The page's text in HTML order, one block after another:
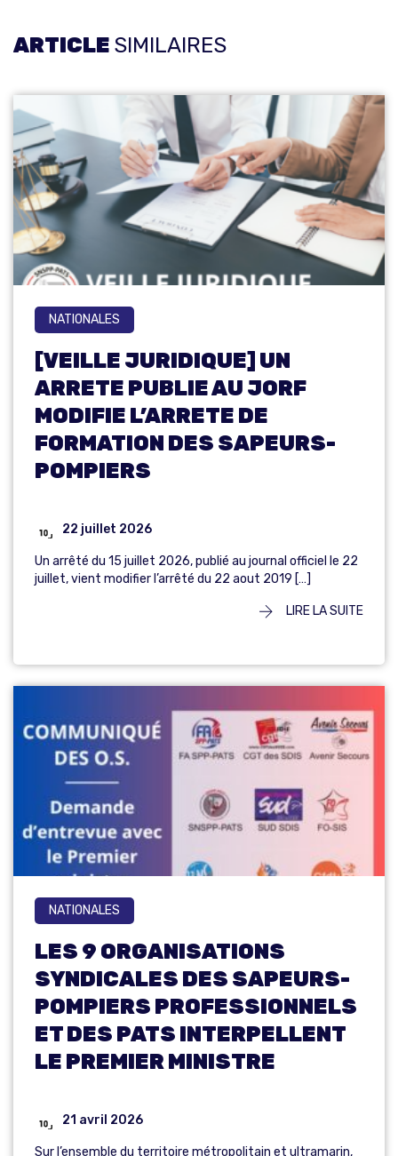
ARTICLE SIMILAIRES
NATIONALES
[VEILLE JURIDIQUE] UN
ARRETE PUBLIE AU JORF
MODIFIE L’ARRETE DE
FORMATION DES SAPEURS-
POMPIERS
22 juillet 2026
Un arrêté du 15 juillet 2026, publié au journal officiel le 22
juillet, vient modifier l’arrêté du 22 aout 2019 […]
LIRE LA SUITE
NATIONALES
LES 9 ORGANISATIONS
SYNDICALES DES SAPEURS-
POMPIERS PROFESSIONNELS
ET DES PATS INTERPELLENT
LE PREMIER MINISTRE
21 avril 2026
Sur l’ensemble du territoire métropolitain et ultramarin,